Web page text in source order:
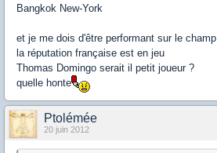
Bangkok New-York
et je me dois d'être performant sur le champ
la réputation française est en jeu
Thomas Domingo serait il petit joueur ?
quelle honte
Ptolémée
20 juin 2012